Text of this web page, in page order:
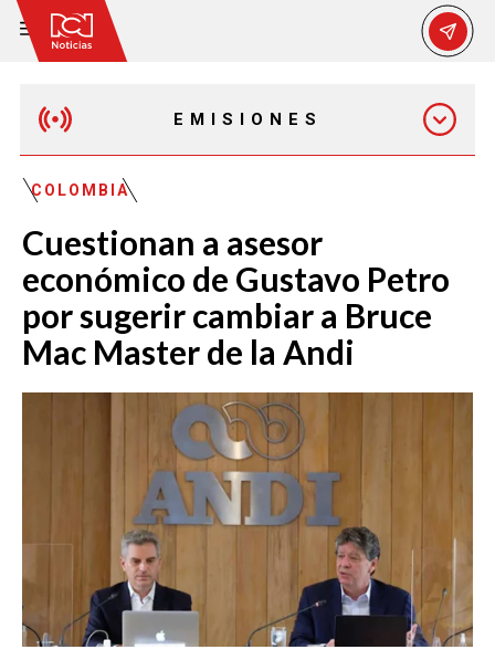
EMISIONES
EMISIÓN 12:30 PM
EMISIÓN 7:00 PM
EMISIÓN 11:30 PM
COLOMBIA
Cuestionan a asesor
económico de Gustavo Petro
por sugerir cambiar a Bruce
Mac Master de la Andi